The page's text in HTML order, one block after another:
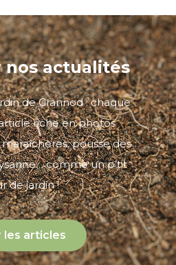
nos actualités
de Grannod : chaque
riche en photos
pousse des
comme un p’tit
de jardin !
les articles